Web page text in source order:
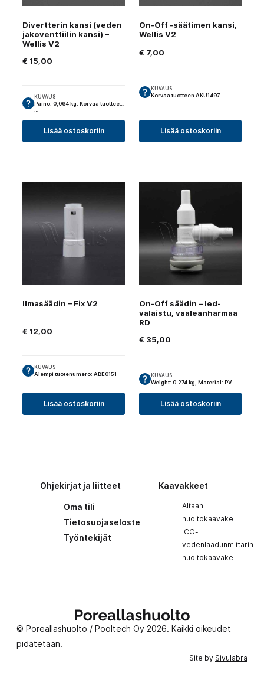
Divertterin kansi (veden
jakoventtiilin kansi) –
Wellis V2
€ 15,00
KUVAUS
Paino: 0,064 kg. Korvaa tuotteen:
Lisää ostoskoriin
On-Off -säätimen kansi,
Wellis V2
€ 7,00
KUVAUS
Korvaa tuotteen AKU1497.
Lisää ostoskoriin
Ilmasäädin – Fix V2
€ 12,00
KUVAUS
Aiempi tuotenumero: ABE0151
Lisää ostoskoriin
On-Off säädin – led-
valaistu, vaaleanharmaa
RD
€ 35,00
KUVAUS
Weight: 0.274 kg, Material: PV…
Lisää ostoskoriin
Ohjekirjat ja liitteet
Oma tili
Tietosuojaseloste
Työntekijät
Kaavakkeet
Altaan
huoltokaavake
ICO-
vedenlaadunmittarin
huoltokaavake
Poreallashuolto
© Poreallashuolto / Pooltech Oy 2026. Kaikki oikeudet
pidätetään.
Site by Sivulabra